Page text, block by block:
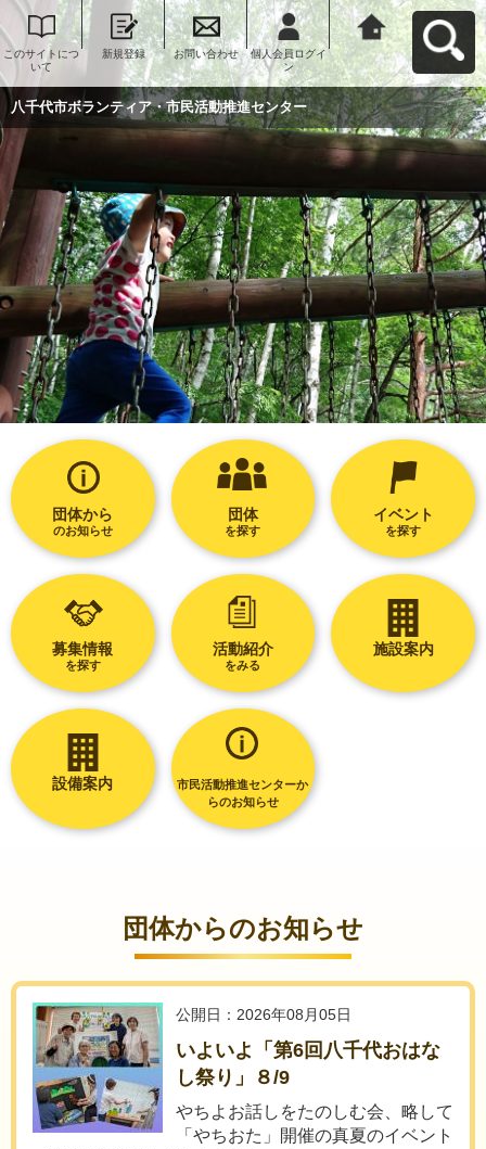
このサイトにつ
いて
新規登録 お問い合わせ
個人会員ログイ
ン
八千代市ボラン
ティア・市民活
動推進センター
へ戻る
八千代市ボランティア・市民活動推進センター
団体から
のお知らせ
団体
を探す
イベント
を探す
募集情報
を探す
活動紹介
をみる
施設案内
設備案内
市民活動推進センターか
らのお知らせ
団体からのお知らせ
公開日：2026年08月05日
いよいよ「第6回八千代おはな
し祭り」８/9
やちよお話しをたのしむ会、略して
「やちおた」開催の真夏のイベント